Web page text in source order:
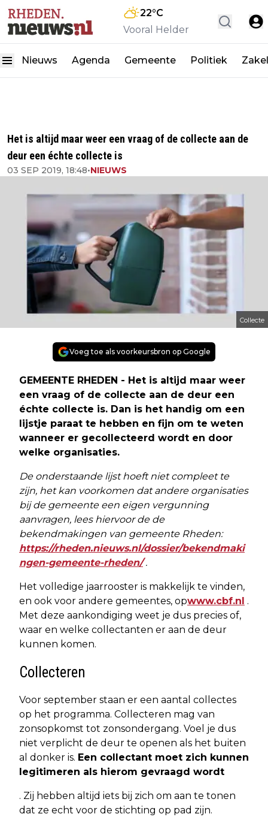
22°C
Vooral Helder
Nieuws Agenda Gemeente Politiek
Het is altijd maar weer een vraag of de collecte aan de
deur een échte collecte is
03 SEP 2019, 18:48•NIEUWS
Collecte
Voeg toe als voorkeursbron op Google
GEMEENTE RHEDEN - Het is altijd maar weer
een vraag of de collecte aan de deur een
échte collecte is. Dan is het handig om een
lijstje paraat te hebben en fijn om te weten
wanneer er gecollecteerd wordt en door
welke organisaties.
De onderstaande lijst hoeft niet compleet te
zijn, het kan voorkomen dat andere organisaties
bij de gemeente een eigen vergunning
aanvragen, lees hiervoor de de
bekendmakingen van gemeente Rheden:
https://rheden.nieuws.nl/dossier/bekendmaki
ngen-gemeente-rheden/.
Het volledige jaarrooster is makkelijk te vinden,
en ook voor andere gemeentes, opwww.cbf.nl .
Met deze aankondiging weet je dus precies of,
waar en welke collectanten er aan de deur
kunnen komen.
Collecteren
Voor september staan er een aantal collectes
op het programma. Collecteren mag van
zonsopkomst tot zonsondergang. Voel je dus
niet verplicht de deur te openen als het buiten
al donker is. Een collectant moet zich kunnen
legitimeren als hierom gevraagd wordt
. Zij hebben altijd iets bij zich om aan te tonen
dat ze echt voor de stichting op pad zijn.